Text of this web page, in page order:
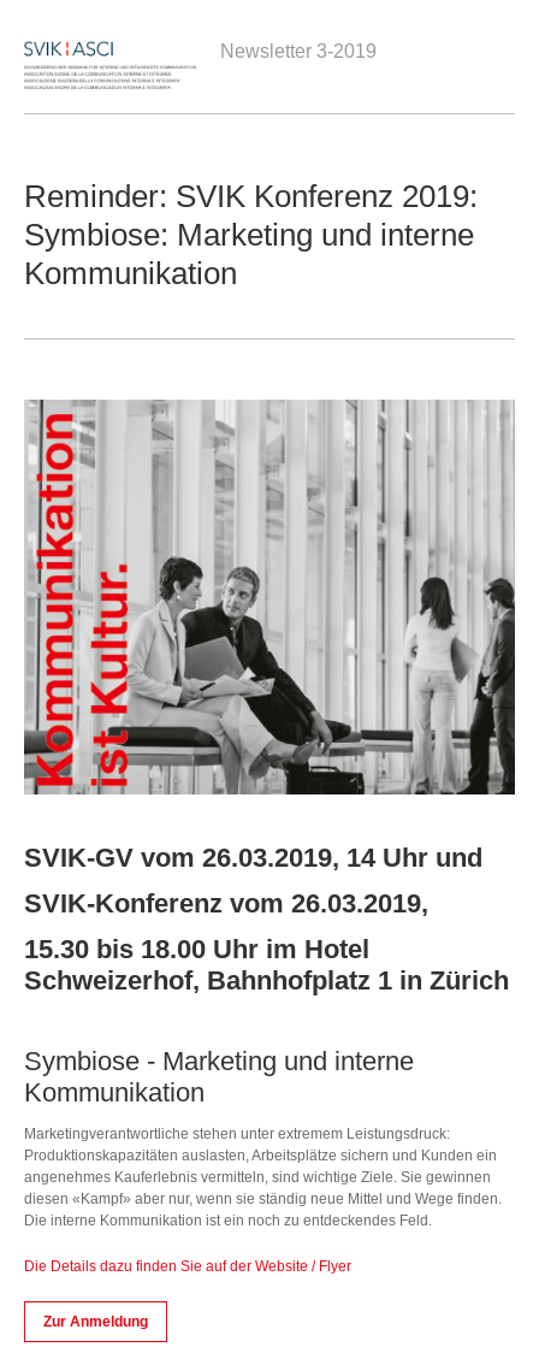
Newsletter 3-2019
Reminder: SVIK Konferenz 2019:
Symbiose: Marketing und interne
Kommunikation
SVIK-GV vom 26.03.2019, 14 Uhr und
SVIK-Konferenz vom 26.03.2019,
15.30 bis 18.00 Uhr im Hotel
Schweizerhof, Bahnhofplatz 1 in Zürich
Symbiose - Marketing und interne
Kommunikation
Marketingverantwortliche stehen unter extremem Leistungsdruck:
Produktionskapazitäten auslasten, Arbeitsplätze sichern und Kunden ein
angenehmes Kauferlebnis vermitteln, sind wichtige Ziele. Sie gewinnen
diesen «Kampf» aber nur, wenn sie ständig neue Mittel und Wege finden.
Die interne Kommunikation ist ein noch zu entdeckendes Feld.
Die Details dazu finden Sie auf der Website / Flyer
Zur Anmeldung